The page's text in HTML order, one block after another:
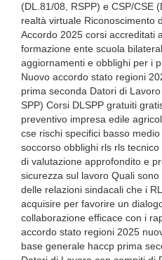
(DL.81/08, RSPP) e CSP/CSE
realtà virtuale Riconoscimento
Accordo 2025 corsi accreditati
formazione ente scuola
aggiornamenti e obblighi per i
Nuovo accordo stato regioni
prima seconda Datori di
SPP) Corsi DLSPP gratuiti
preventivo impresa edile
cse rischi specifici basso
soccorso obblighi rls rls
di valutazione approfondito e
sicurezza sul lavoro Quali
delle relazioni sindacali che i
acquisire per favorire un
collaborazione efficace con i
accordo stato regioni 2025
base generale haccp prima